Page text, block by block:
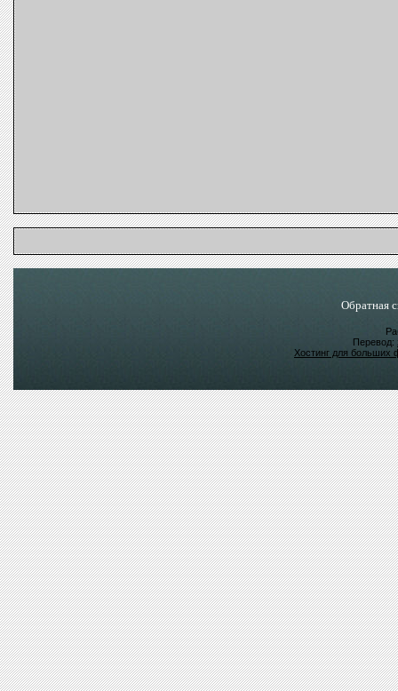
Обратная
Перевод:
Хостинг для больших